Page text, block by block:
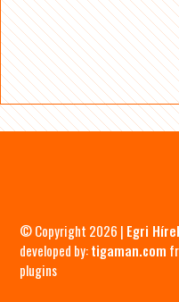
© Copyright 2026 | Egri
developed by:tigaman.com
plugins